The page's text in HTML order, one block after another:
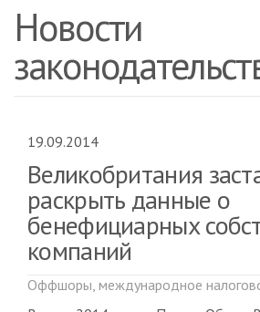
Новости
19.09.2014
Великобритания
раскрыть данные о
бенефициарных
компаний
Оффшоры, международное